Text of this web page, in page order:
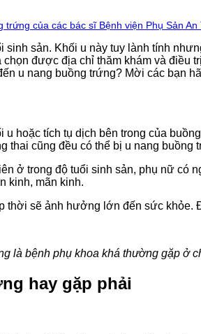
của các bác sĩ Bệnh viện Phụ Sản An
sản. Khối u này tuy lành tính
được địa chỉ thăm khám và điều
u nang buồng trứng? Mời các bạn
hoặc tích tụ dịch bên trong của
thai cũng đều có thể bị u nang buồng
ở trong độ tuổi sinh sản, phụ nữ có
kinh, mãn kinh.
sẽ ảnh hưởng lớn đến sức khỏe.
là bệnh phụ khoa khá thường gặp ở
hay gặp phải